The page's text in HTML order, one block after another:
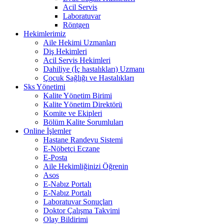
Acil Servis
Laboratuvar
Röntgen
Hekimlerimiz
Aile Hekimi Uzmanları
Diş Hekimleri
Acil Servis Hekimleri
Dahiliye (İç hastalıkları) Uzmanı
Çocuk Sağlığı ve Hastalıkları
Sks Yönetimi
Kalite Yönetim Birimi
Kalite Yönetim Direktörü
Komite ve Ekipleri
Bölüm Kalite Sorumluları
Online İşlemler
Hastane Randevu Sistemi
E-Nöbetçi Eczane
E-Posta
Aile Hekimliğinizi Öğrenin
Asos
E-Nabız Portalı
E-Nabız Portalı
Laboratuvar Sonuçları
Doktor Çalışma Takvimi
Olay Bildirimi